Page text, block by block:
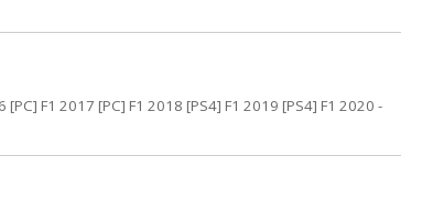
[PC] F1 2017 [PC] F1 2018 [PS4] F1 2019 [PS4] F1 2020 -